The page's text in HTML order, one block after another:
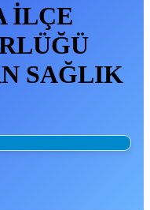
İLÇE
SAĞLIK